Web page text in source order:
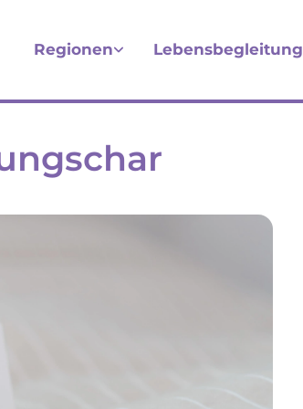
Regionen Lebensbegleitung